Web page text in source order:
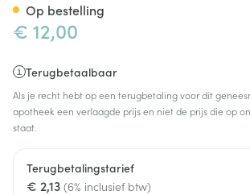
€ 12,00
Terugbetaalbaar
Als je recht hebt op een terugbetaling voor dit
apotheek een verlaagde prijs en niet de prijs die op
staat.
Terugbetalingstarief
€ 2,13 (6% inclusief btw)
Op bestelling